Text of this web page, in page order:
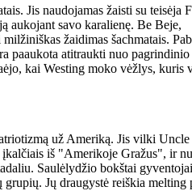
Jis naudojamas žaisti su teisėja
aukojant savo karalienę. Be Beje,
žaidimas šachmatais.
paaukota atitraukti nuo pagrindinio
kai Westing moko vėžlys, kuris
už Ameriką. Jis vilki Uncle
įkalčiais iš "Amerikoje Gražus", ir
Saulėlydžio bokštai
Jų draugystė reiškia melting